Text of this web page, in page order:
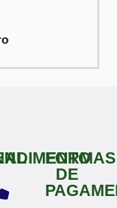
FORMAS
DE